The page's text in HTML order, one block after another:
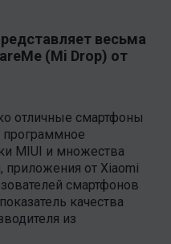
весьма
(Mi Drop) от
отличные смартфоны
программное
MIUI и множества
приложения от Xiaomi
смартфонов
качества
из